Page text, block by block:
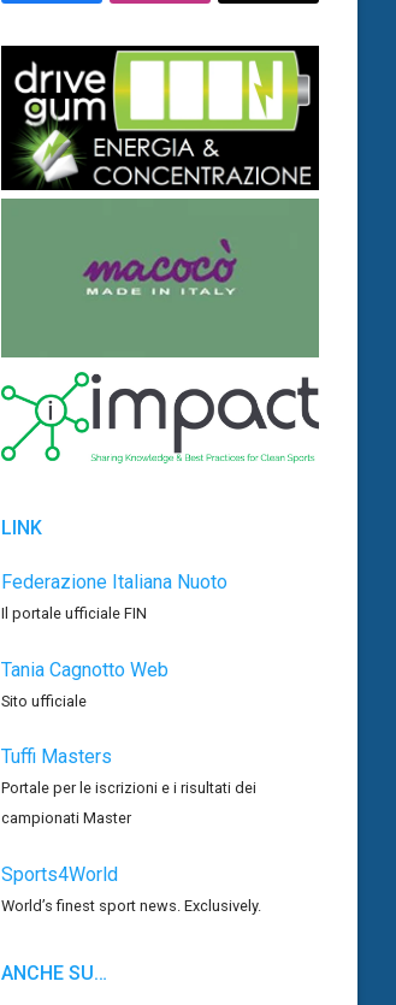
LINK
Federazione Italiana Nuoto
Il portale ufficiale FIN
Tania Cagnotto Web
Sito ufficiale
Tuffi Masters
Portale per le iscrizioni e i risultati dei
campionati Master
Sports4World
World’s finest sport news. Exclusively.
ANCHE SU…